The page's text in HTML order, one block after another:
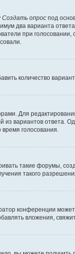
Создать опрос под
два варианта
при
количество
Для
вариантов ответа.
голосования.
такие форумы,
такого
конференции
вложения,